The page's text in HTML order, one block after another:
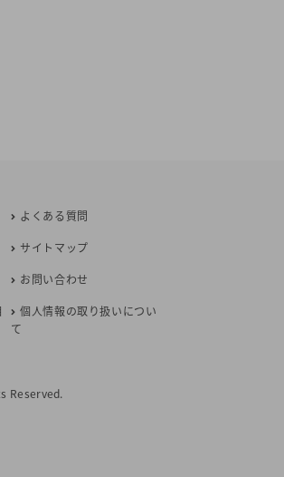
よくある質問
サイトマップ
お問い合わせ
個人情報の取り扱いについ
て
Reserved.